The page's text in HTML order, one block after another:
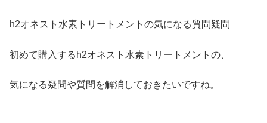
h2オネスト水素トリートメントの気になる質問疑問
初めて購入するh2オネスト水素トリートメントの、
気になる疑問や質問を解消しておきたいですね。